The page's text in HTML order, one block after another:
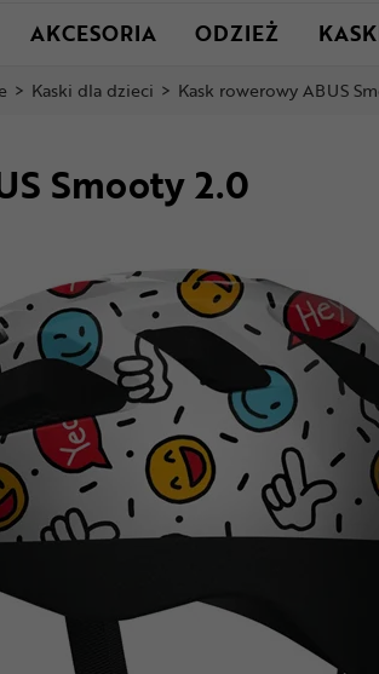
AKCESORIA ODZIEŻ
> Kaski dla dzieci > Kask rowerowy ABUS
Smooty 2.0